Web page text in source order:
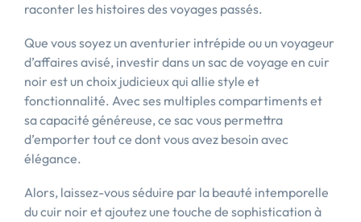
raconter les histoires des voyages passés.
Que vous soyez un aventurier intrépide ou un voyageur
d’affaires avisé, investir dans un sac de voyage en cuir
noir est un choix judicieux qui allie style et
fonctionnalité. Avec ses multiples compartiments et
sa capacité généreuse, ce sac vous permettra
d’emporter tout ce dont vous avez besoin avec
élégance.
Alors, laissez-vous séduire par la beauté intemporelle
du cuir noir et ajoutez une touche de sophistication à